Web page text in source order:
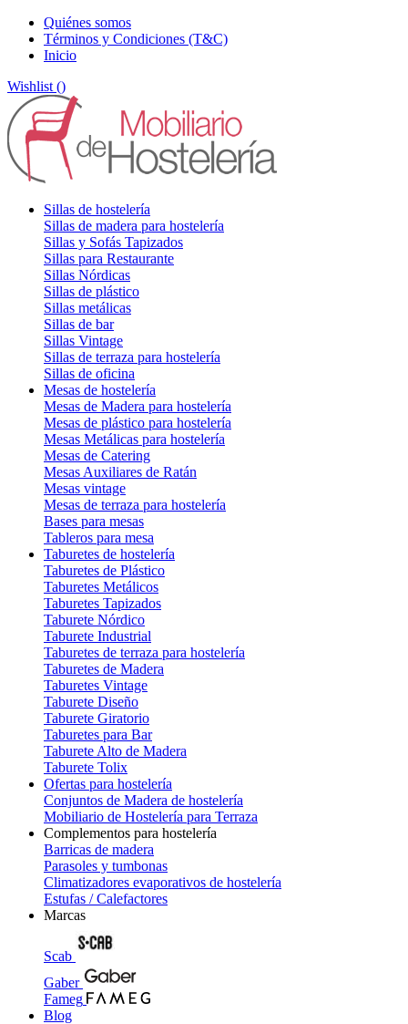
Quiénes somos
Términos y Condiciones (T&C)
Inicio
Wishlist ()
Sillas de hostelería
Sillas de madera para hostelería
Sillas y Sofás Tapizados
Sillas para Restaurante
Sillas Nórdicas
Sillas de plástico
Sillas metálicas
Sillas de bar
Sillas Vintage
Sillas de terraza para hostelería
Sillas de oficina
Mesas de hostelería
Mesas de Madera para hostelería
Mesas de plástico para hostelería
Mesas Metálicas para hostelería
Mesas de Catering
Mesas Auxiliares de Ratán
Mesas vintage
Mesas de terraza para hostelería
Bases para mesas
Tableros para mesa
Taburetes de hostelería
Taburetes de Plástico
Taburetes Metálicos
Taburetes Tapizados
Taburete Nórdico
Taburete Industrial
Taburetes de terraza para hostelería
Taburetes de Madera
Taburetes Vintage
Taburete Diseño
Taburete Giratorio
Taburetes para Bar
Taburete Alto de Madera
Taburete Tolix
Ofertas para hostelería
Conjuntos de Madera de hostelería
Mobiliario de Hostelería para Terraza
Complementos para hostelería
Barricas de madera
Parasoles y tumbonas
Climatizadores evaporativos de hostelería
Estufas / Calefactores
Marcas
Scab
Gaber
Fameg
Blog